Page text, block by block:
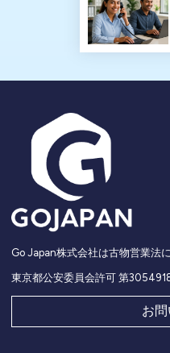
Go Japan株式会社は古物営業法
東京都公安委員会許可 第
お